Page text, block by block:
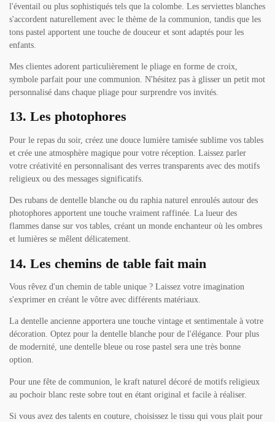
l'éventail ou plus sophistiqués tels que la colombe. Les serviettes blanches
s'accordent naturellement avec le thème de la communion, tandis que les
tons pastel apportent une touche de douceur et sont adaptés pour les
enfants.
Mes clientes adorent particulièrement le pliage en forme de croix,
symbole parfait pour une communion. N'hésitez pas à glisser un petit mot
personnalisé dans chaque pliage pour surprendre vos invités.
13. Les photophores
Pour le repas du soir, créez une douce lumière tamisée sublime vos tables
et crée une atmosphère magique pour votre réception. Laissez parler
votre créativité en personnalisant des verres transparents avec des motifs
religieux ou des messages significatifs.
Des rubans de dentelle blanche ou du raphia naturel enroulés autour des
photophores apportent une touche vraiment raffinée. La lueur des
flammes danse sur vos tables, créant un monde enchanteur où les ombres
et lumières se mêlent délicatement.
14. Les chemins de table fait main
Vous rêvez d'un chemin de table unique ? Laissez votre imagination
s'exprimer en créant le vôtre avec différents matériaux.
La dentelle ancienne apportera une touche vintage et sentimentale à votre
décoration. Optez pour la dentelle blanche pour de l'élégance. Pour plus
de modernité, une dentelle bleue ou rose pastel sera une très bonne
option.
Pour une fête de communion, le kraft naturel décoré de motifs religieux
au pochoir blanc reste sobre tout en étant original et facile à réaliser.
Si vous avez des talents en couture, choisissez le tissu qui vous plait pour